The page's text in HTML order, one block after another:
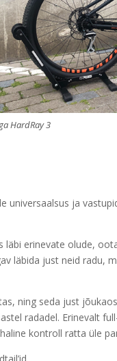
HardRay 3
universaalsus ja
erinevate olude,
läbida just neid radu,
ning seda just
radadel. Erinevalt
kontroll ratta üle